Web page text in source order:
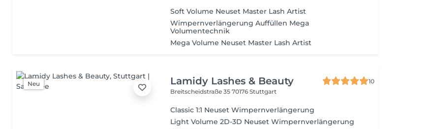
Soft Volume Neuset Master Lash Artist
Wimpernverlängerung Auffüllen Mega
Volumentechnik
Mega Volume Neuset Master Lash Artist
Neu Lamidy Lashes & Beauty
10
Breitscheidstraße 3570176 Stuttgart
Classic 1:1 Neuset Wimpernverlängerung
Light Volume 2D-3D Neuset Wimpernverlängerung